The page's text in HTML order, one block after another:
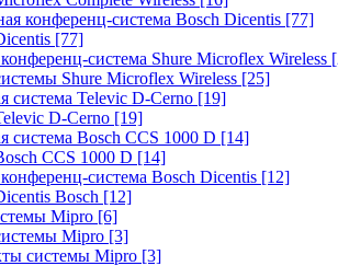
конференц-система Bosch Dicentis [77]
[77]
система Shure Microflex Wireless
Shure Microflex Wireless [25]
система Televic D-Cerno [19]
D-Cerno [19]
система Bosch CCS 1000 D [14]
CCS 1000 D [14]
система Bosch Dicentis [12]
Bosch [12]
Mipro [6]
Mipro [3]
системы Mipro [3]